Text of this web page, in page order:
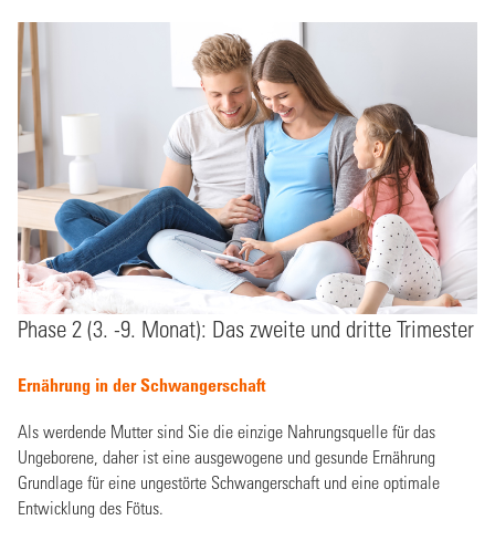
Phase 2 (3. -9. Monat): Das zweite und dritte Trimester
Ernährung in der Schwangerschaft
Als werdende Mutter sind Sie die einzige Nahrungsquelle für das
Ungeborene, daher ist eine ausgewogene und gesunde Ernährung
Grundlage für eine ungestörte Schwangerschaft und eine optimale
Entwicklung des Fötus.